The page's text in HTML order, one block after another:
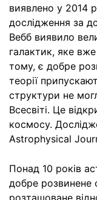
виявлено у 2014
дослідження за
Вебб виявило
галактик, яке вже
тому, є добре
теорії
структури не
Всесвіті. Це
космосу.
Astrophysical
Понад 10 років
добре розвинене
розташоване